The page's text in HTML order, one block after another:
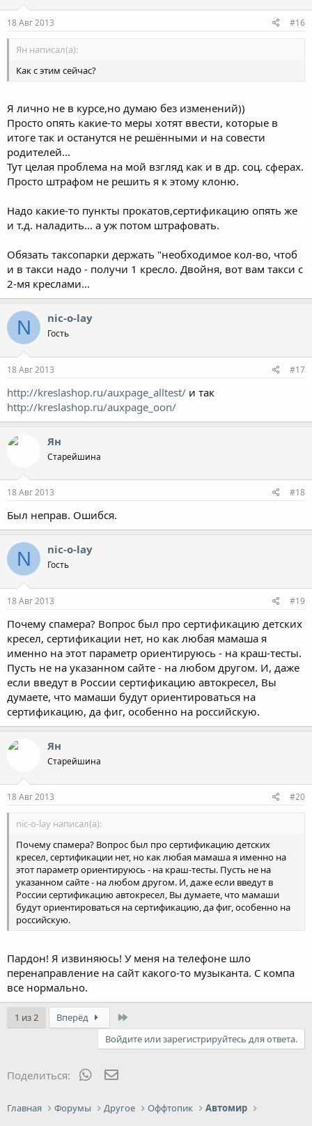
Я конечно где-то утрирую, но так сказать мысли в слух, на
своём ребёнке конечно не буду экономить и за креслом поеду
много вопросов....
18 Авг 2013 #16
Ян написал(а):
Как с этим сейчас?
Я лично не в курсе,но думаю без изменений))
Просто опять какие-то меры хотят ввести, которые в
итоге так и останутся не решёнными и на совести
родителей...
Тут целая проблема на мой взгляд как и в др. соц. сферах.
Просто штрафом не решить я к этому клоню.
Надо какие-то пункты прокатов,сертификацию опять же
и т.д. наладить... а уж потом штрафовать.
Обязать таксопарки держать "необходимое кол-во, чтоб
и в такси надо - получи 1 кресло. Двойня, вот вам такси с
2-мя креслами...
N nic-o-lay
Гость
18 Авг 2013 #17
http://kreslashop.ru/auxpage_alltest/ и так
http://kreslashop.ru/auxpage_oon/
Ян
Старейшина
18 Авг 2013 #18
Был неправ. Ошибся.
N nic-o-lay
Гость
18 Авг 2013 #19
Почему спамера? Вопрос был про сертификацию детских
кресел, сертификации нет, но как любая мамаша я
именно на этот параметр ориентируюсь - на краш-тесты.
Пусть не на указанном сайте - на любом другом. И, даже
если введут в России сертификацию автокресел, Вы
думаете, что мамаши будут ориентироваться на
сертификацию, да фиг, особенно на российскую.
Ян
Старейшина
18 Авг 2013 #20
nic-o-lay написал(а):
Почему спамера? Вопрос был про сертификацию детских
кресел, сертификации нет, но как любая мамаша я именно на
этот параметр ориентируюсь - на краш-тесты. Пусть не на
указанном сайте - на любом другом. И, даже если введут в
России сертификацию автокресел, Вы думаете, что мамаши
будут ориентироваться на сертификацию, да фиг, особенно на
российскую.
Пардон! Я извиняюсь! У меня на телефоне шло
перенаправление на сайт какого-то музыканта. С компа
все нормально.
1 из 2 Вперёд
Войдите или зарегистрируйтесь для ответа.
Поделиться: WhatsApp
Главная Форумы Другое Оффтопик Автомир